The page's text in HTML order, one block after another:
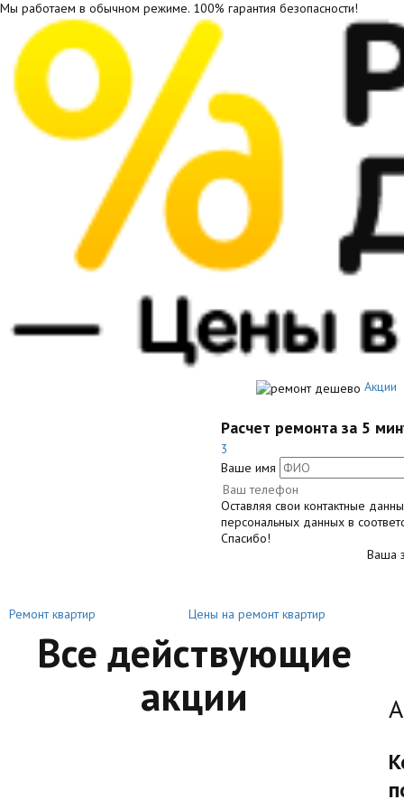
Мы работаем в обычном режиме. 100% гарантия безопасности!
Акции
Расчет ремонта за 5
3
Ваше имя
Оставляя свои контактные
персональных данных в
Спасибо!
Ваша
Ремонт квартир Цены на ремонт квартир
Все действующие
акции